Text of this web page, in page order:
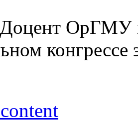
Доцент ОрГМУ
конгрессе